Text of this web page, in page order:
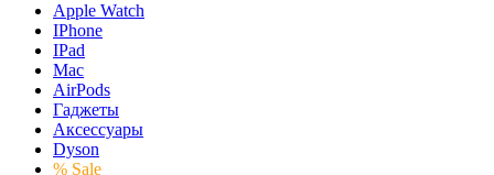
Apple Watch
IPhone
IPad
Mac
AirPods
Гаджеты
Аксессуары
Dyson
% Sale